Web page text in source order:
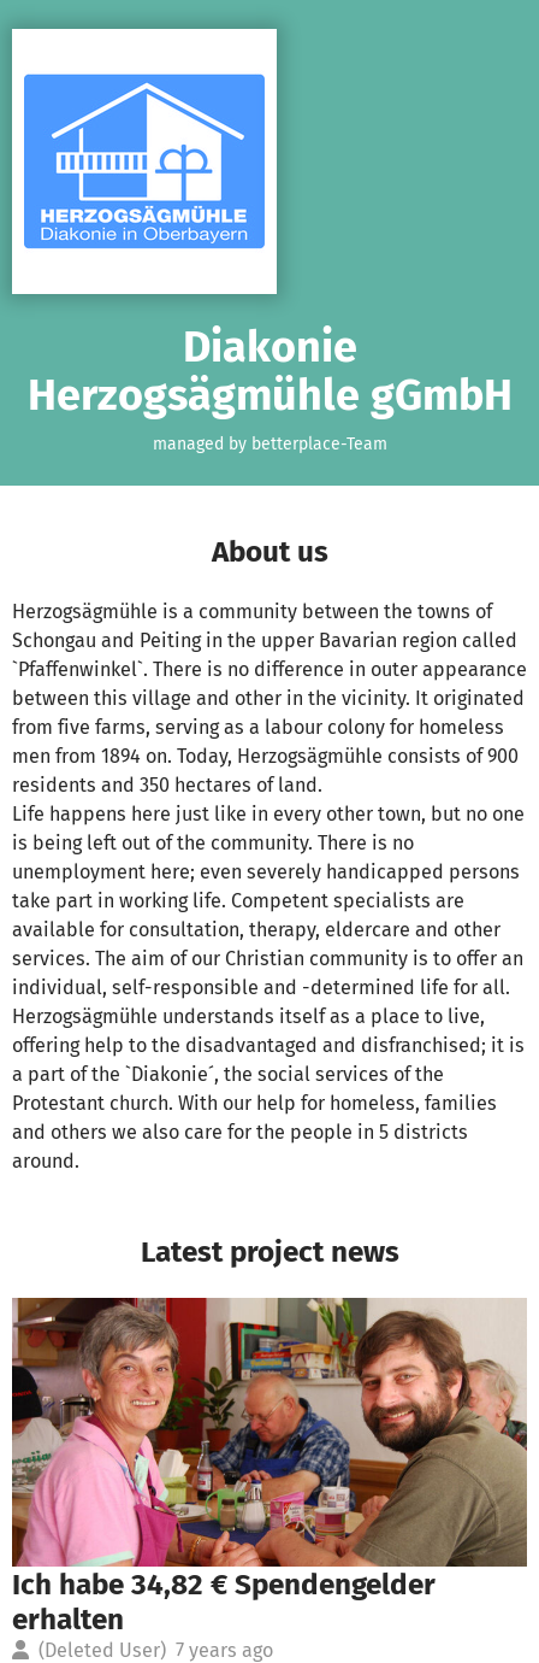
Diakonie
Herzogsägmühle gGmbH
managed by betterplace-Team
About us
Herzogsägmühle is a community between the towns of
Schongau and Peiting in the upper Bavarian region called
`Pfaffenwinkel`. There is no difference in outer appearance
between this village and other in the vicinity. It originated
from five farms, serving as a labour colony for homeless
men from 1894 on. Today, Herzogsägmühle consists of 900
residents and 350 hectares of land.
Life happens here just like in every other town, but no one
is being left out of the community. There is no
unemployment here; even severely handicapped persons
take part in working life. Competent specialists are
available for consultation, therapy, eldercare and other
services. The aim of our Christian community is to offer an
individual, self-responsible and -determined life for all.
Herzogsägmühle understands itself as a place to live,
offering help to the disadvantaged and disfranchised; it is
a part of the `Diakonie´, the social services of the
Protestant church. With our help for homeless, families
and others we also care for the people in 5 districts
around.
Latest project news
Ich habe 34,82 € Spendengelder
erhalten
(Deleted User) 7 years ago